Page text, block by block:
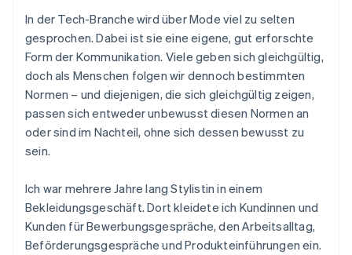
In der Tech-Branche wird über Mode viel zu selten
gesprochen. Dabei ist sie eine eigene, gut erforschte
Form der Kommunikation. Viele geben sich gleichgültig,
doch als Menschen folgen wir dennoch bestimmten
Normen – und diejenigen, die sich gleichgültig zeigen,
passen sich entweder unbewusst diesen Normen an
oder sind im Nachteil, ohne sich dessen bewusst zu
sein.
Ich war mehrere Jahre lang Stylistin in einem
Bekleidungsgeschäft. Dort kleidete ich Kundinnen und
Kunden für Bewerbungsgespräche, den Arbeitsalltag,
Beförderungsgespräche und Produkteinführungen ein.